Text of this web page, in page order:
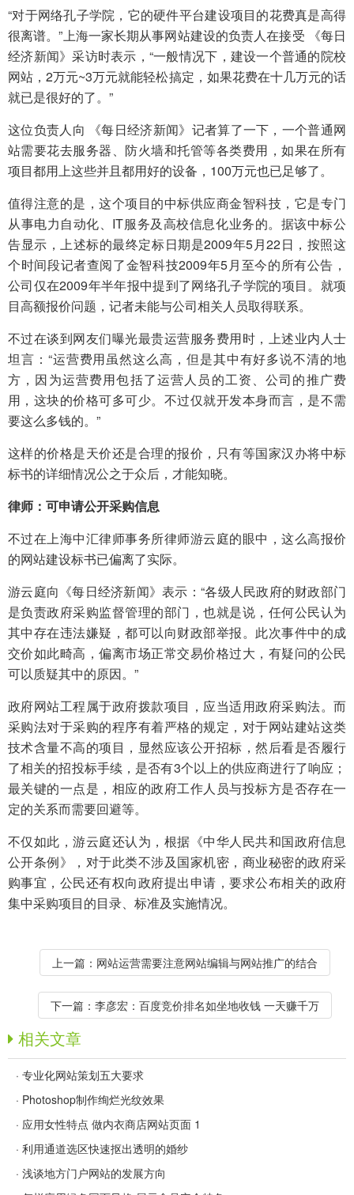
“对于网络孔子学院，它的硬件平台建设项目的花费真是高得
很离谱。”上海一家长期从事网站建设的负责人在接受 《每日
经济新闻》采访时表示，“一般情况下，建设一个普通的院校
网站，2万元~3万元就能轻松搞定，如果花费在十几万元的话
就已是很好的了。”
这位负责人向 《每日经济新闻》记者算了一下，一个普通网
站需要花去服务器、防火墙和托管等各类费用，如果在所有
项目都用上这些并且都用好的设备，100万元也已足够了。
值得注意的是，这个项目的中标供应商金智科技，它是专门
从事电力自动化、IT服务及高校信息化业务的。据该中标公
告显示，上述标的最终定标日期是2009年5月22日，按照这
个时间段记者查阅了金智科技2009年5月至今的所有公告，
公司仅在2009年半年报中提到了网络孔子学院的项目。就项
目高额报价问题，记者未能与公司相关人员取得联系。
不过在谈到网友们曝光最贵运营服务费用时，上述业内人士
坦言：“运营费用虽然这么高，但是其中有好多说不清的地
方，因为运营费用包括了运营人员的工资、公司的推广费
用，这块的价格可多可少。不过仅就开发本身而言，是不需
要这么多钱的。”
这样的价格是天价还是合理的报价，只有等国家汉办将中标
标书的详细情况公之于众后，才能知晓。
律师：可申请公开采购信息
不过在上海中汇律师事务所律师游云庭的眼中，这么高报价
的网站建设标书已偏离了实际。
游云庭向《每日经济新闻》表示：“各级人民政府的财政部门
是负责政府采购监督管理的部门，也就是说，任何公民认为
其中存在违法嫌疑，都可以向财政部举报。此次事件中的成
交价如此畸高，偏离市场正常交易价格过大，有疑问的公民
可以质疑其中的原因。”
政府网站工程属于政府拨款项目，应当适用政府采购法。而
采购法对于采购的程序有着严格的规定，对于网站建站这类
技术含量不高的项目，显然应该公开招标，然后看是否履行
了相关的招投标手续，是否有3个以上的供应商进行了响应；
最关键的一点是，相应的政府工作人员与投标方是否存在一
定的关系而需要回避等。
不仅如此，游云庭还认为，根据《中华人民共和国政府信息
公开条例》，对于此类不涉及国家机密，商业秘密的政府采
购事宜，公民还有权向政府提出申请，要求公布相关的政府
集中采购项目的目录、标准及实施情况。
上一篇： 网站运营需要注意网站编辑与网站推广的结合
下一篇： 李彦宏：百度竞价排名如坐地收钱 一天赚千万
相关文章
· 专业化网站策划五大要求
· Photoshop制作绚烂光纹效果
· 应用女性特点 做内衣商店网站页面 1
· 利用通道选区快速抠出透明的婚纱
· 浅谈地方门户网站的发展方向